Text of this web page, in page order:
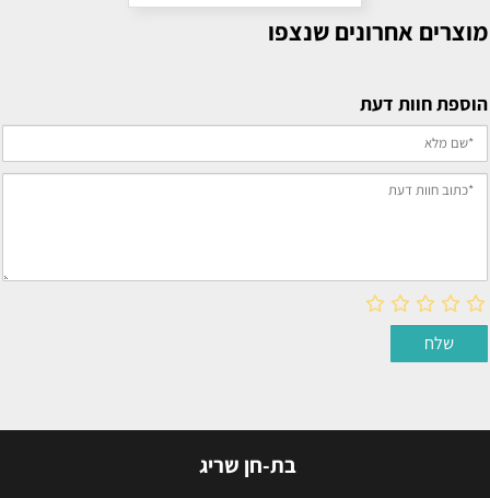
מוצרים אחרונים שנצפו
הוספת חוות דעת
בת-חן שריג